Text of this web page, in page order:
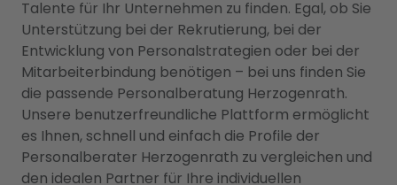
Talente für Ihr Unternehmen zu finden. Egal, ob Sie
Unterstützung bei der Rekrutierung, bei der
Entwicklung von Personalstrategien oder bei der
Mitarbeiterbindung benötigen – bei uns finden Sie
die passende Personalberatung Herzogenrath.
Unsere benutzerfreundliche Plattform ermöglicht
es Ihnen, schnell und einfach die Profile der
Personalberater Herzogenrath zu vergleichen und
den idealen Partner für Ihre individuellen